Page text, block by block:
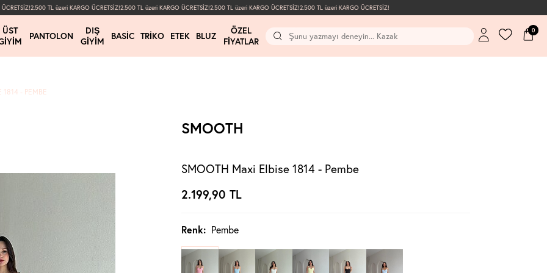
2.500 TL üzeri KARGO ÜCRETSİZ!2.500 TL üzeri KARGO ÜCRETSİZ!2.500 TL üzeri KARGO ÜCRETSİZ!2.500 TL üzeri KARGO ÜCRETSİZ!
ÜST
PANTOLON
DIŞ
GIYIM
BASIC TRIKO ETEK BLUZ
ÖZEL
FIYATLAR
0
1814 - PEMBE
SMOOTH
SMOOTH Maxi Elbise 1814 - Pembe
2.199,90 TL
Renk: Pembe